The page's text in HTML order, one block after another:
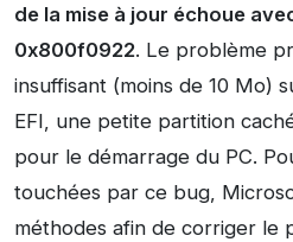
de la mise à jour échoue
0x800f0922. Le problème
insuffisant (moins de 10 Mo)
EFI, une petite partition
pour le démarrage du PC.
touchées par ce bug,
méthodes afin de corriger le